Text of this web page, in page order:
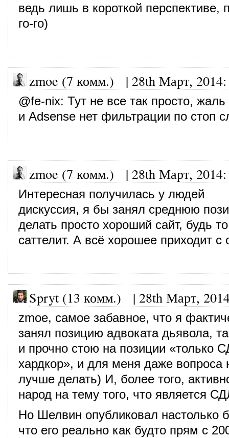
ведь лишь в короткой перспективе,
го-го)
zmoe (7 комм.) | 28th Март, 2014:
@fe-nix: Тут не все так просто,
и Adsense нет фильтрации по стоп
zmoe (7 комм.) | 28th Март, 2014:
Интересная получилась у людей
дискуссия, я бы занял среднюю
делать просто хороший сайт, будь
саттелит. А всё хорошее приходит с
Spryt (13 комм.) | 28th Март,
zmoe, самое забавное, что я
занял позицию адвоката дьявола,
и прочно стою на позиции «только
хардкор», и для меня даже вопроса
лучше делать) И, более того,
народ на тему того, что является
Но Шелвин опубликовал настолько
что его реально как будто прям с